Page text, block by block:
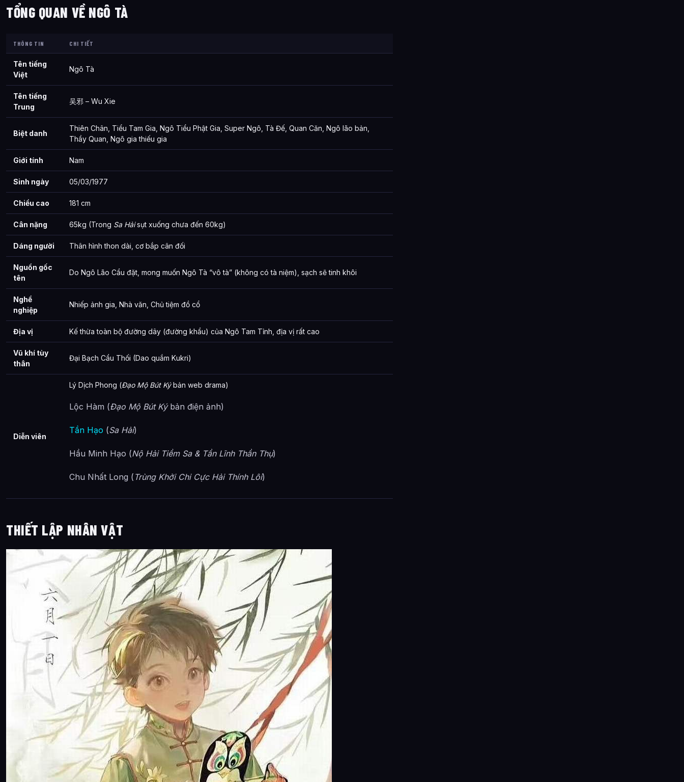
TỔNG QUAN VỀ NGÔ TÀ
THÔNG TIN CHI TIẾT
Tên tiếng
Việt
Ngô Tà
Tên tiếng
Trung
吴邪 – Wu Xie
Biệt danh
Thiên Chân, Tiểu Tam Gia, Ngô Tiểu Phật Gia, Super Ngô, Tà Đế, Quan Căn, Ngô lão bản,
Thầy Quan, Ngô gia thiếu gia
Giới tính Nam
Sinh ngày 05/03/1977
Chiều cao 181 cm
Cân nặng 65kg (Trong Sa Hảisụt xuống chưa đến 60kg)
Dáng người Thân hình thon dài, cơ bắp cân đối
Nguồn gốc
tên
Do Ngô Lão Cẩu đặt, mong muốn Ngô Tà “vô tà” (không có tà niệm), sạch sẽ tinh khôi
Nghề
nghiệp
Nhiếp ảnh gia, Nhà văn, Chủ tiệm đồ cổ
Địa vị Kế thừa toàn bộ đường dây (đường khẩu) của Ngô Tam Tỉnh, địa vị rất cao
Vũ khí tùy
thân
Đại Bạch Cẩu Thối (Dao quắm Kukri)
Diễn viên
Lý Dịch Phong (Đạo Mộ Bút Kýbản web drama)
Lộc Hàm (Đạo Mộ Bút Kýbản điện ảnh)
Tần Hạo (Sa Hải)
Hầu Minh Hạo (Nộ Hải Tiềm Sa & Tần Lĩnh Thần Thụ)
Chu Nhất Long ( Trùng Khởi Chi Cực Hải Thính Lôi)
THIẾT LẬP NHÂN VẬT